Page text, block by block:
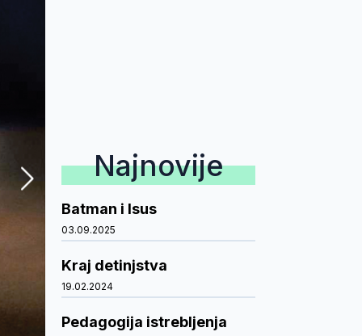
Najnovije
Batman i Isus
03.09.2025
Kraj detinjstva
19.02.2024
Pedagogija istrebljenja